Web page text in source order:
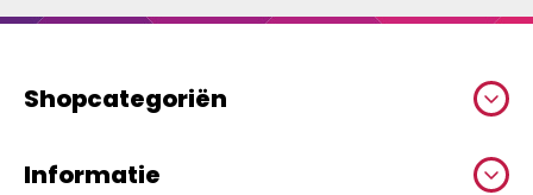
Shopcategoriën
Informatie